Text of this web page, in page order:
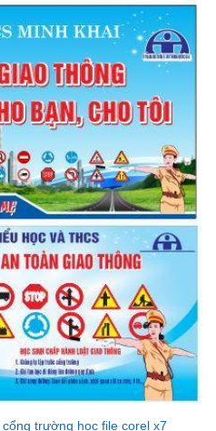
trường học file corel x7